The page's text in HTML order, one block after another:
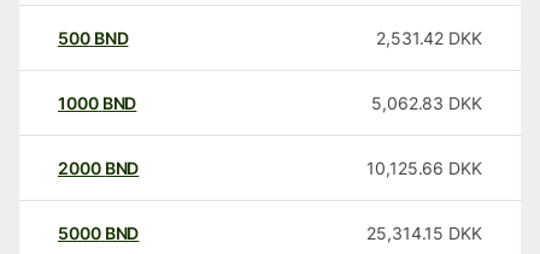
500 BND 2,531.42 DKK
1000 BND 5,062.83 DKK
2000 BND 10,125.66 DKK
5000 BND 25,314.15 DKK